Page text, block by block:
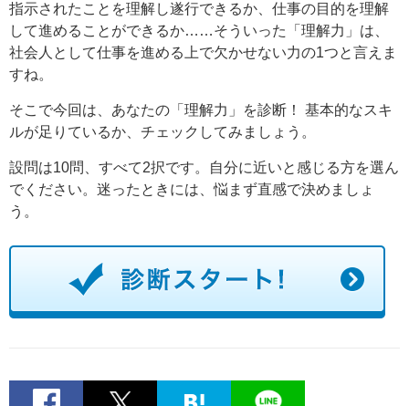
指示されたことを理解し遂行できるか、仕事の目的を理解
して進めることができるか……そういった「理解力」は、
社会人として仕事を進める上で欠かせない力の1つと言えま
すね。
そこで今回は、あなたの「理解力」を診断！ 基本的なスキ
ルが足りているか、チェックしてみましょう。
設問は10問、すべて2択です。自分に近いと感じる方を選ん
でください。迷ったときには、悩まず直感で決めましょ
う。